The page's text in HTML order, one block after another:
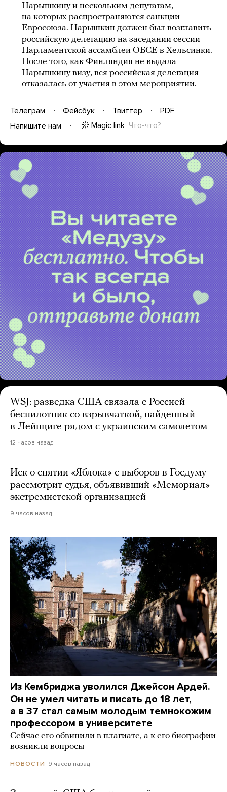
Нарышкину и нескольким депутатам,
на которых распространяются санкции
Евросоюза. Нарышкин должен был возглавить
российскую делегацию на заседании сессии
Парламентской ассамблеи ОБСЕ в Хельсинки.
После того, как Финляндия не выдала
Нарышкину визу, вся российская делегация
отказалась от участия в этом мероприятии.
Телеграм Фейсбук Твиттер
PDF
Напишите нам
Magic link Что-что?
WSJ: разведка США связала с Россией
беспилотник со взрывчаткой, найденный
в Лейпциге рядом с украинским самолетом
12 часов назад
Иск о снятии «Яблока» с выборов в Госдуму
рассмотрит судья, объявивший «Мемориал»
экстремистской организацией
9 часов назад
Из Кембриджа уволился Джейсон Ардей.
Он не умел читать и писать до 18 лет,
а в 37 стал самым молодым темнокожим
профессором в университете
Сейчас его обвинили в плагиате, а к его биографии
возникли вопросы
НОВОСТИ 9 часов назад